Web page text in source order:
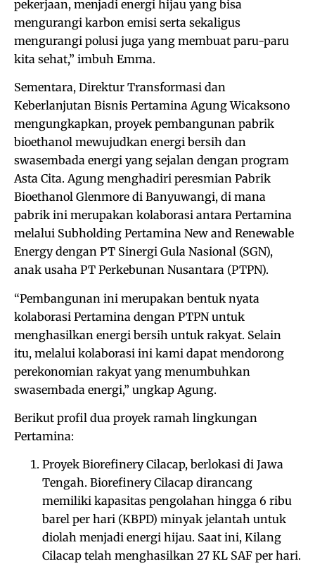
pekerjaan, menjadi energi hijau yang bisa
mengurangi karbon emisi serta sekaligus
mengurangi polusi juga yang membuat paru-paru
kita sehat,” imbuh Emma.
Sementara, Direktur Transformasi dan
Keberlanjutan Bisnis Pertamina Agung Wicaksono
mengungkapkan, proyek pembangunan pabrik
bioethanol mewujudkan energi bersih dan
swasembada energi yang sejalan dengan program
Asta Cita. Agung menghadiri peresmian Pabrik
Bioethanol Glenmore di Banyuwangi, di mana
pabrik ini merupakan kolaborasi antara Pertamina
melalui Subholding Pertamina New and Renewable
Energy dengan PT Sinergi Gula Nasional (SGN),
anak usaha PT Perkebunan Nusantara (PTPN).
“Pembangunan ini merupakan bentuk nyata
kolaborasi Pertamina dengan PTPN untuk
menghasilkan energi bersih untuk rakyat. Selain
itu, melalui kolaborasi ini kami dapat mendorong
perekonomian rakyat yang menumbuhkan
swasembada energi,” ungkap Agung.
Berikut profil dua proyek ramah lingkungan
Pertamina:
Proyek Biorefinery Cilacap, berlokasi di Jawa
Tengah. Biorefinery Cilacap dirancang
memiliki kapasitas pengolahan hingga 6 ribu
barel per hari (KBPD) minyak jelantah untuk
diolah menjadi energi hijau. Saat ini, Kilang
Cilacap telah menghasilkan 27 KL SAF per hari.